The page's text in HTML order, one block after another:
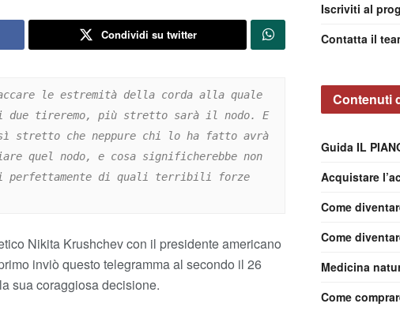
Condividi su twitter
le estremità della corda alla quale
due tireremo, più stretto sarà il nodo. E
stretto che neppure chi lo ha fatto avrà
quel nodo, e cosa significherebbe non
perfettamente di quali terribili forze
Nikita Krushchev con il presidente americano
inviò questo telegramma al secondo il 26
sua coraggiosa decisione.
Iscriviti al
Contatta il
Contenuti
Guida IL
Acquistare
Come
Come
Medicina
Come